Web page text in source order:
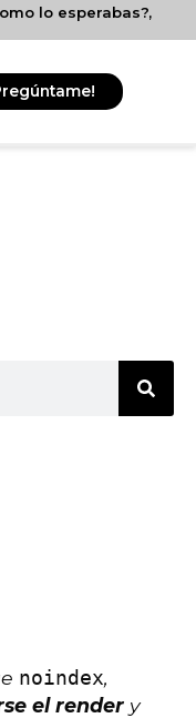
lo esperabas?,
noindex,
el rendery